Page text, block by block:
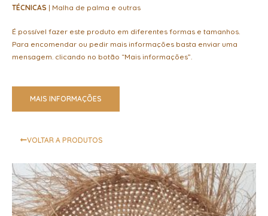
TÉCNICAS | Malha de palma e outras
É possível fazer este produto em diferentes formas e tamanhos.
Para encomendar ou pedir mais informações basta enviar uma
mensagem. clicando no botão “Mais informações”.
MAIS INFORMAÇÕES
VOLTAR A PRODUTOS